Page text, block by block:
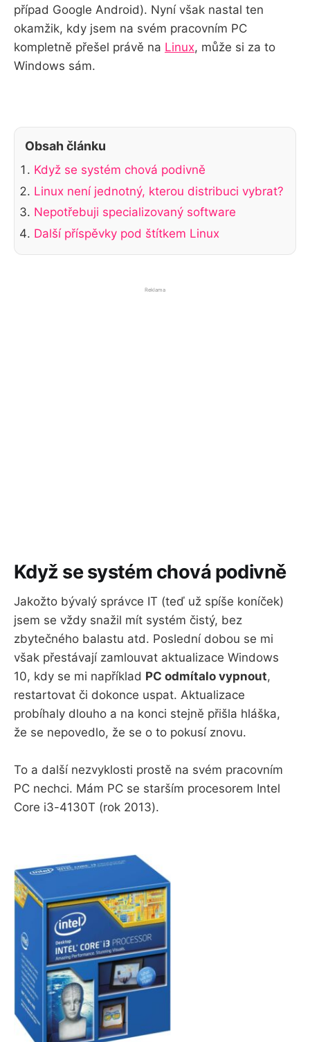
případ Google Android). Nyní však nastal ten
okamžik, kdy jsem na svém pracovním PC
kompletně přešel právě na Linux, může si za to
Windows sám.
Obsah článku
Když se systém chová podivně
Linux není jednotný, kterou distribuci vybrat?
Nepotřebuji specializovaný software
Další příspěvky pod štítkem Linux
Reklama
Když se systém chová podivně
Jakožto bývalý správce IT (teď už spíše koníček)
jsem se vždy snažil mít systém čistý, bez
zbytečného balastu atd. Poslední dobou se mi
však přestávají zamlouvat aktualizace Windows
10, kdy se mi například PC odmítalo vypnout,
restartovat či dokonce uspat. Aktualizace
probíhaly dlouho a na konci stejně přišla hláška,
že se nepovedlo, že se o to pokusí znovu.
To a další nezvyklosti prostě na svém pracovním
PC nechci. Mám PC se starším procesorem Intel
Core i3-4130T (rok 2013).